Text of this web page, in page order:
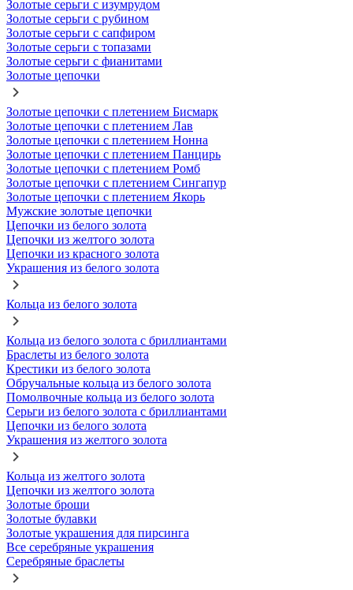
Золотые серьги с изумрудом
Золотые серьги с рубином
Золотые серьги с сапфиром
Золотые серьги с топазами
Золотые серьги с фианитами
Золотые цепочки
Золотые цепочки с плетением Бисмарк
Золотые цепочки с плетением Лав
Золотые цепочки с плетением Нонна
Золотые цепочки с плетением Панцирь
Золотые цепочки с плетением Ромб
Золотые цепочки с плетением Сингапур
Золотые цепочки с плетением Якорь
Мужские золотые цепочки
Цепочки из белого золота
Цепочки из желтого золота
Цепочки из красного золота
Украшения из белого золота
Кольца из белого золота
Кольца из белого золота с бриллиантами
Браслеты из белого золота
Крестики из белого золота
Обручальные кольца из белого золота
Помолвочные кольца из белого золота
Серьги из белого золота с бриллиантами
Цепочки из белого золота
Украшения из желтого золота
Кольца из желтого золота
Цепочки из желтого золота
Золотые броши
Золотые булавки
Золотые украшения для пирсинга
Все серебряные украшения
Серебряные браслеты